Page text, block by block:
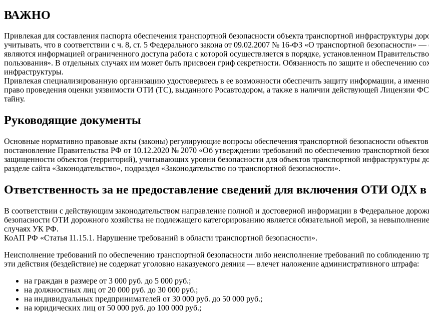
ВАЖНО
Привлекая для составления паспорта обеспечения транспортной безопасности объекта транспортной инфраструктуры
учитывать, что в соответствии с ч. 8, ст. 5 Федерального закона от 09.02.2007 № 16-ФЗ «О транспортной
являются информацией ограниченного доступа работа с которой осуществляется в порядке, установленном
пользования». В отдельных случаях им может быть присвоен гриф секретности. Обязанность по защите и обеспечению
инфраструктуры.
Привлекая специализированную организацию удостоверьтесь в ее возможности обеспечить защиту информации, а
право проведения оценки уязвимости ОТИ (ТС), выданного Росавтодором, а также в наличии действующей Лицензии
тайну.
Руководящие документы
Основные нормативно правовые акты (законы) регулирующие вопросы обеспечения транспортной безопасности
постановление Правительства РФ от 10.12.2020 № 2070 «Об утверждении требований по обеспечению транспортной
защищенности объектов (территорий), учитывающих уровни безопасности для объектов транспортной инфраструктуры
разделе сайта «Законодательство», подраздел «Законодательство по транспортной безопасности».
Ответственность за не предоставление сведений для включения ОТИ ОДХ в
В соответствии с действующим законодательством направление полной и достоверной информации в Федеральное
безопасности ОТИ дорожного хозяйства не подлежащего категорированию является обязательной мерой, за
случаях УК РФ.
КоАП РФ «Статья 11.15.1. Нарушение требований в области транспортной безопасности».
Неисполнение требований по обеспечению транспортной безопасности либо неисполнение требований по соблюдению
эти действия (бездействие) не содержат уголовно наказуемого деяния — влечет наложение административного штрафа:
на граждан в размере от 3 000 руб. до 5 000 руб.;
на должностных лиц от 20 000 руб. до 30 000 руб.;
на индивидуальных предпринимателей от 30 000 руб. до 50 000 руб.;
на юридических лиц от 50 000 руб. до 100 000 руб.;